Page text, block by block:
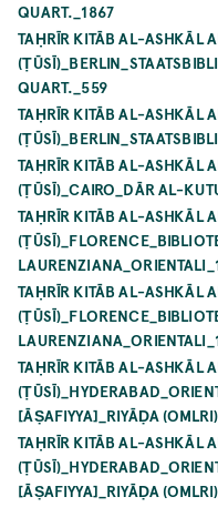
QUART._1867
TAḤRĪR KITĀB AL-ASHKĀL
QUART._559
TAḤRĪR KITĀB AL-ASHKĀL
TAḤRĪR KITĀB AL-ASHKĀL
(ṬŪSĪ)_CAIRO_DĀR AL-
TAḤRĪR KITĀB AL-ASHKĀL
TAḤRĪR KITĀB AL-ASHKĀL
TAḤRĪR KITĀB AL-ASHKĀL
[ĀṢAFIYYA]_RIYĀḌA
TAḤRĪR KITĀB AL-ASHKĀL
[ĀṢAFIYYA]_RIYĀḌA